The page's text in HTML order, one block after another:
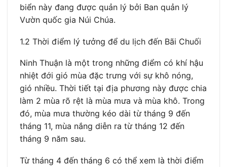
biển này đang được quản lý bởi Ban quản lý
Vườn quốc gia Núi Chúa.
1.2 Thời điểm lý tưởng để du lịch đến Bãi Chuối
Ninh Thuận là một trong những điểm có khí hậu
nhiệt đới gió mùa đặc trưng với sự khô nóng,
gió nhiều. Thời tiết tại địa phương này được chia
làm 2 mùa rõ rệt là mùa mưa và mùa khô. Trong
đó, mùa mưa thường kéo dài từ tháng 9 đến
tháng 11, mùa nắng diễn ra từ tháng 12 đến
tháng 9 năm sau.
Từ tháng 4 đến tháng 6 có thể xem là thời điểm